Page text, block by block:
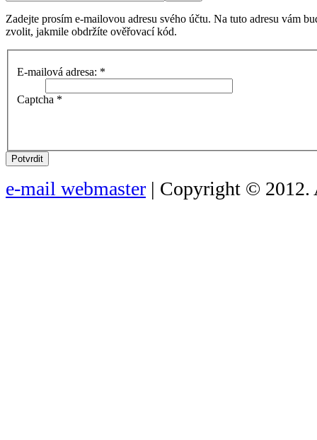
Zadejte prosím e-mailovou adresu svého účtu. Na tuto adresu vám
zvolit, jakmile obdržíte ověřovací kód.
E-mailová adresa: *
Captcha *
Potvrdit
e-mail webmaster | Copyright © 2012.